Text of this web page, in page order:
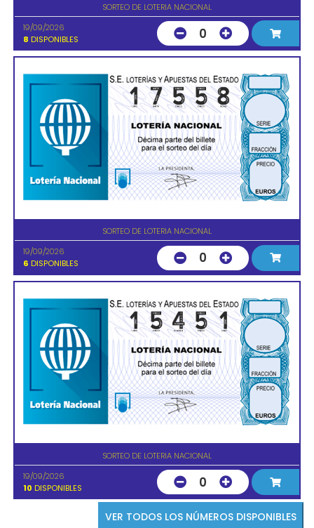
SORTEO DE LOTERIA NACIONAL
19/09/2026
8 DISPONIBLES 0
SORTEO DE LOTERIA NACIONAL
19/09/2026
6 DISPONIBLES 0
SORTEO DE LOTERIA NACIONAL
19/09/2026
10 DISPONIBLES 0
VER TODOS LOS NÚMEROS DISPONIBLES